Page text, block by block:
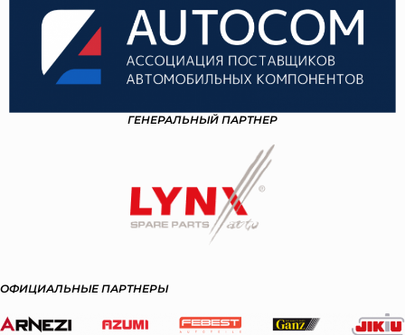
ГЕНЕРАЛЬНЫЙ ПАРТНЕР
ОФИЦИАЛЬНЫЕ ПАРТНЕРЫ